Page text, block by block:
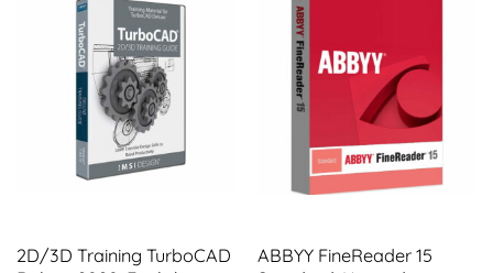
2D/3D Training TurboCAD
ABBYY FineReader 15